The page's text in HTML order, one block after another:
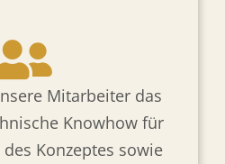
Mitarbeiter das
Knowhow für
Konzeptes sowie